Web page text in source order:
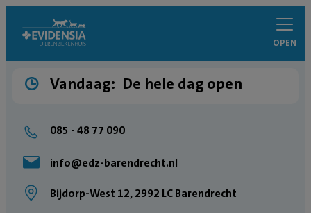
OPEN
Vandaag: De hele dag open
085 - 48 77 090
info@edz-barendrecht.nl
Bijdorp-West 12, 2992 LC Barendrecht